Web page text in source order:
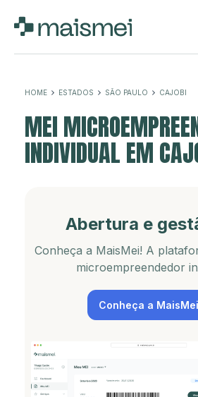
HOME ESTADOS SÃO PAULO CAJOBI
MEI
INDIVIDUAL EM
Abertura e
Conheça a MaisMei! A
microempreendedor
Conheça a MaisMei